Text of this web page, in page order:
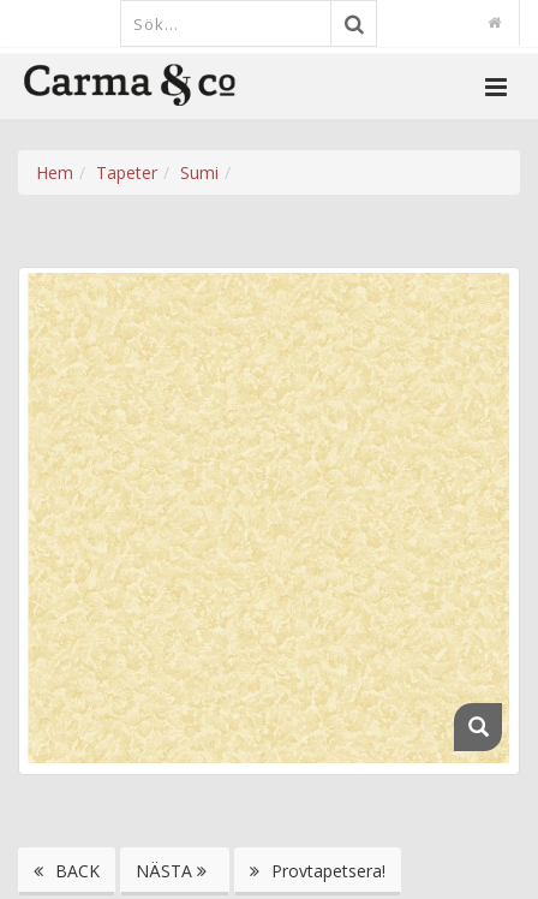
Hem Tapeter Sumi
BACK NÄSTA Provtapetsera!